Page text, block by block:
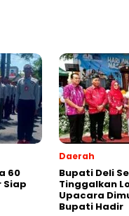
60
Siap
Daerah
Bupati Deli
Tinggalkan
Upacara
Bupati Hadir